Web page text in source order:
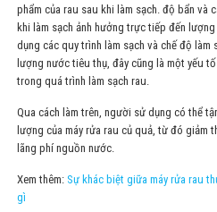
phẩm của rau sau khi làm sạch. độ bẩn và
khi làm sạch ảnh hưởng trực tiếp đến
dụng các quy trình làm sạch và chế độ làm
lượng nước tiêu thụ, đây cũng là một yếu
trong quá trình làm sạch rau.
Qua cách làm trên, người sử dụng có thể
lượng của máy rửa rau củ quả, từ đó giảm
lãng phí nguồn nước.
Xem thêm:Sự khác biệt giữa máy rửa rau
gì